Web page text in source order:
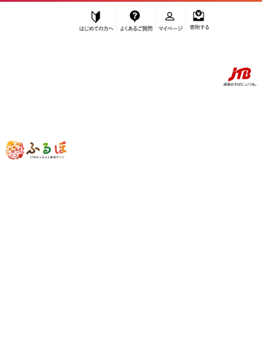
ふるぽ JTBのふるさと納税サイト
”文房具・玩具” 和歌山県